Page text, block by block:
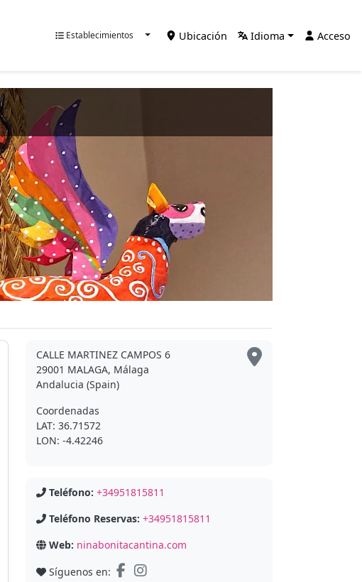
Establecimientos Ubicación Idioma Acceso
CALLE MARTINEZ CAMPOS 6
29001 MALAGA, Málaga
Andalucia (Spain)
Coordenadas
LAT: 36.71572
LON: -4.42246
Teléfono: +34951815811
Teléfono Reservas: +34951815811
Web: ninabonitacantina.com
Síguenos en: